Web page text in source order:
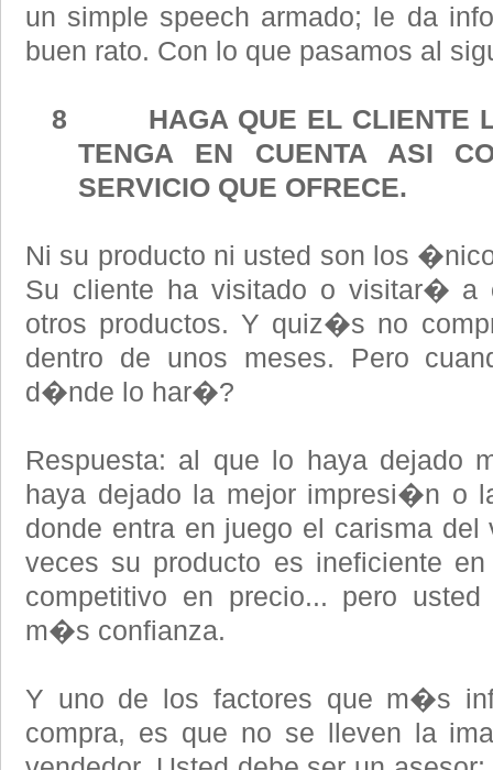
un simple speech armado; le da
buen rato. Con lo que pasamos al
8 HAGA QUE EL CLIENTE
TENGA EN CUENTA ASI
SERVICIO QUE OFRECE.
Ni su producto ni usted son los
Su cliente ha visitado o visitar� a
otros productos. Y quiz�s no
dentro de unos meses. Pero
d�nde lo har�?
Respuesta: al que lo haya dejado
haya dejado la mejor impresi�n o
donde entra en juego el carisma del
veces su producto es ineficiente
competitivo en precio... pero
m�s confianza.
Y uno de los factores que m�s
compra, es que no se lleven la